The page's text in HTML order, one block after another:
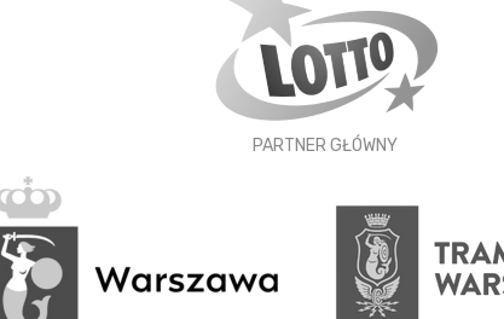
PARTNER GŁÓWNY